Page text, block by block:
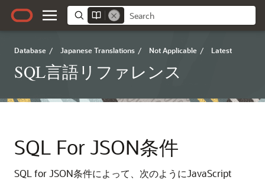
Database / Japanese Translations / Not Applicable / Latest
SQL言語リファレンス
SQL For JSON条件
SQL for JSON条件によって、次のようにJavaScript